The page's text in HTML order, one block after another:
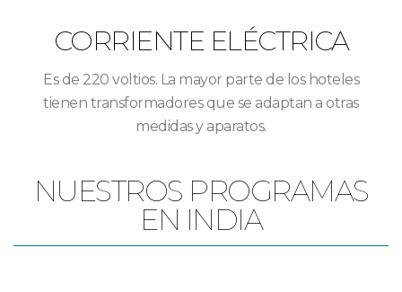
CORRIENTE ELÉCTRICA
Es de 220 voltios. La mayor parte de los hoteles
tienen transformadores que se adaptan a otras
medidas y aparatos.
NUESTROS PROGRAMAS
EN INDIA